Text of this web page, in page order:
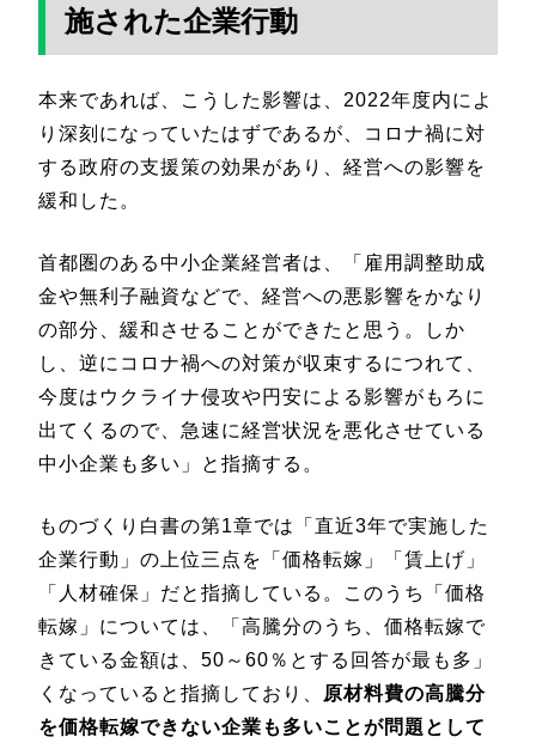
施された企業行動
本来であれば、こうした影響は、2022年度内によ
り深刻になっていたはずであるが、コロナ禍に対
する政府の支援策の効果があり、経営への影響を
緩和した。
首都圏のある中小企業経営者は、「雇用調整助成
金や無利子融資などで、経営への悪影響をかなり
の部分、緩和させることができたと思う。しか
し、逆にコロナ禍への対策が収束するにつれて、
今度はウクライナ侵攻や円安による影響がもろに
出てくるので、急速に経営状況を悪化させている
中小企業も多い」と指摘する。
ものづくり白書の第1章では「直近3年で実施した
企業行動」の上位三点を「価格転嫁」「賃上げ」
「人材確保」だと指摘している。このうち「価格
転嫁」については、「高騰分のうち、価格転嫁で
きている金額は、50～60％とする回答が最も多」
くなっていると指摘しており、
原材料費の高騰分
を価格転嫁できない企業も多いことが問題として